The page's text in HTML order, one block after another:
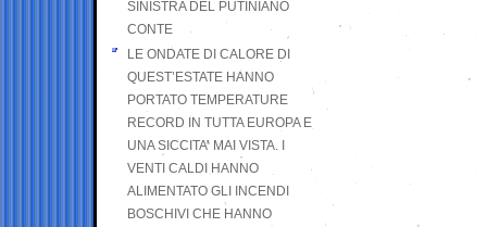
SINISTRA DEL PUTINIANO
CONTE
LE ONDATE DI CALORE DI
QUEST’ESTATE HANNO
PORTATO TEMPERATURE
RECORD IN TUTTA EUROPA E
UNA SICCITA’ MAI VISTA. I
VENTI CALDI HANNO
ALIMENTATO GLI INCENDI
BOSCHIVI CHE HANNO